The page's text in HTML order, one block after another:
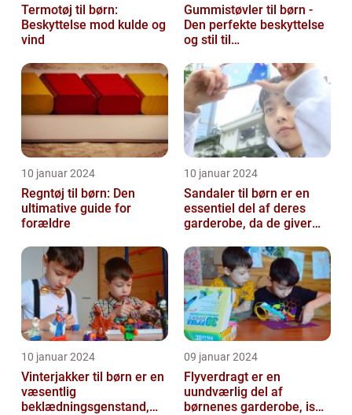
Termotøj til børn:
Beskyttelse mod kulde og
vind
Gummistøvler til børn -
Den perfekte beskyttelse
og stil til
10 januar 2024
Regntøj til børn: Den
ultimative guide for
forældre
10 januar 2024
Sandaler til børn er en
essentiel del af deres
garderobe, da de giver
der...
10 januar 2024
Vinterjakker til børn er en
væsentlig
beklædningsgenstand,
09 januar 2024
Flyverdragt er en
uundværlig del af
børnenes garderobe, især